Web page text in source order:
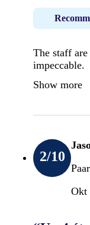
The staff
impeccable.
Show more
2/10
Paar
Okt